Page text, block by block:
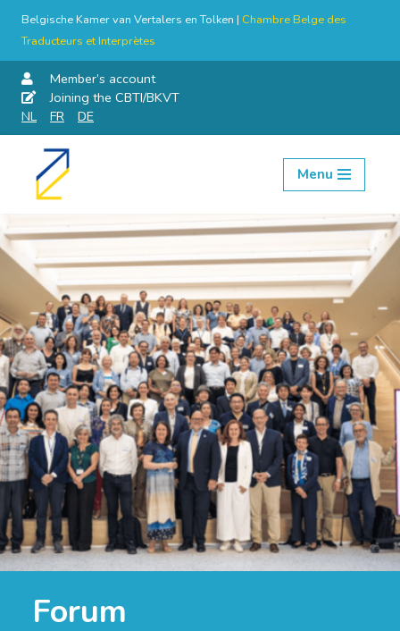
Belgische Kamer van Vertalers en Tolken | Chambre Belge des
Traducteurs et Interprètes
Member’s account
Joining the CBTI/BKVT
NL
FR DE
Skip
Menu
Forum